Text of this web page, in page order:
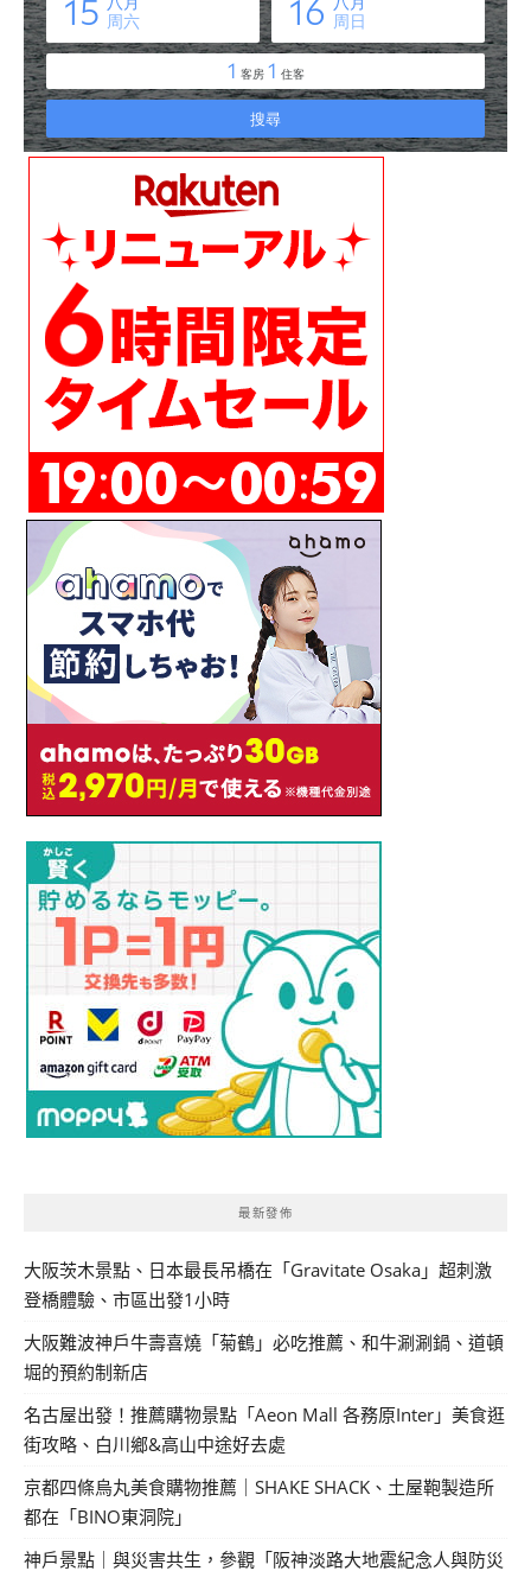
最新發佈
大阪茨木景點、日本最長吊橋在「Gravitate Osaka」超刺激
登橋體驗、市區出發1小時
大阪難波神戶牛壽喜燒「菊鶴」必吃推薦、和牛涮涮鍋、道頓
堀的預約制新店
名古屋出發！推薦購物景點「Aeon Mall 各務原Inter」美食逛
街攻略、白川鄉&高山中途好去處
京都四條烏丸美食購物推薦｜SHAKE SHACK、土屋鞄製造所
都在「BINO東洞院」
神戶景點｜與災害共生，參觀「阪神淡路大地震紀念人與防災